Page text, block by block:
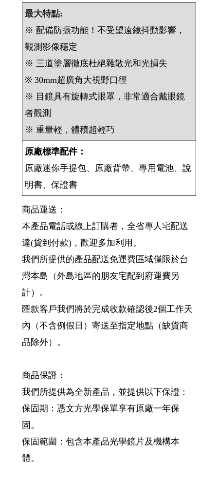
最大特點:
※ 配備防振功能！不受望遠鏡抖動影響，
觀測影像穩定
※ 三道塗層徹底杜絕雜散光和光損失
※ 30mm超廣角大視野口徑
※ 目鏡具有旋轉式眼罩，非常適合戴眼鏡
者觀測
※ 重量輕，體積超輕巧
原廠標準配件：
原廠迷你手提包、原廠背帶、專用電池、說
明書、保證書
商品運送：
本產品電話或線上訂購者，全省專人宅配送
達(貨到付款)，歡迎多加利用。
我們所提供的產品配送免運費區域僅限於台
灣本島（外島地區的朋友宅配到府運費另
計）。
匯款客戶我們將於完成收款確認後2個工作天
內（不含例假日）寄送至指定地點（缺貨商
品除外）。
商品保證：
我們所提供為全新產品，並提供以下保證：
保固期：憑文方光學保單享有原廠一年保
固。
保固範圍：包含本產品光學鏡片及機構本
體。